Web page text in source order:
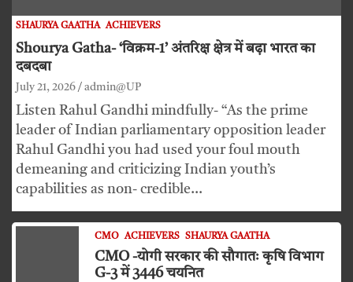
SHAURYA GAATHA ACHIEVERS
Shourya Gatha- ‘विक्रम-1’ अंतरिक्ष क्षेत्र में बढ़ा भारत का
दबदबा
July 21, 2026 admin@UP
Listen Rahul Gandhi mindfully- “As the prime
leader of Indian parliamentary opposition leader
Rahul Gandhi you had used your foul mouth
demeaning and criticizing Indian youth’s
capabilities as non- credible…
CMO ACHIEVERS SHAURYA GAATHA
CMO -योगी सरकार की सौगातः कृषि विभाग
G-3 में 3446 चयनित